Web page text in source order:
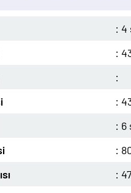
: 4
:
:
:
: 6
:
: